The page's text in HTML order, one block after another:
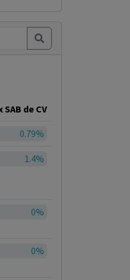
de CV
0.79%
1.4%
0%
0%